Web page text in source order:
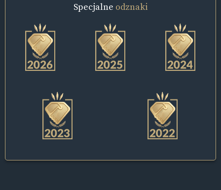
Specjalne odznaki